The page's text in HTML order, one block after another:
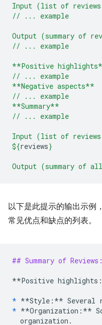
Input (list of
// ... example
Output (summary of
// ... example
**Positive
// ... example
**Negative aspects**
// ... example
**Summary**
// ... example
Input (list of
${reviews}
Output (summary of
以下是此提示的输出示例
常见优点和缺点的列表。
## Summary of Reviews:
**Positive
* **Style:**
* **Organization:**